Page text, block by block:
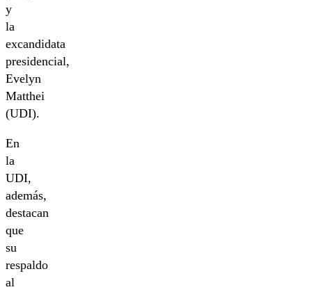
y
la
excandidata
presidencial,
Evelyn
Matthei
(UDI).
En
la
UDI,
además,
destacan
que
su
respaldo
al